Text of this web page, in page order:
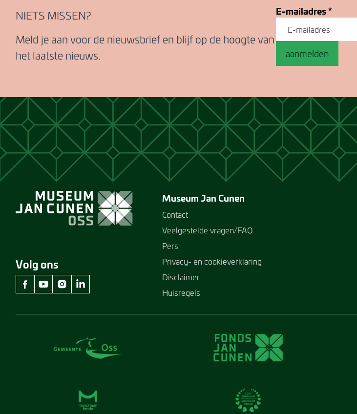
NIETS MISSEN?
Meld je aan voor de nieuwsbrief en blijf op de hoogte van
het laatste nieuws.
E-mailadres*
aanmelden
Volg ons
facebook Museum Jan Cunen
youtube Museum Jan Cunen
instagram Museum Jan Cunen
linkedin Museum Jan Cunen
Museum Jan Cunen
Contact
Veelgestelde vragen/FAQ
Pers
Privacy- en cookieverklaring
Disclaimer
Huisregels